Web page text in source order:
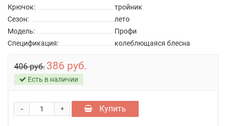
Крючок:
тройник
Сезон:
лето
Модель:
Профи
Спецификация:
колеблющаяся блесна
406 руб. 386 руб.
Есть в наличии
+
- Купить